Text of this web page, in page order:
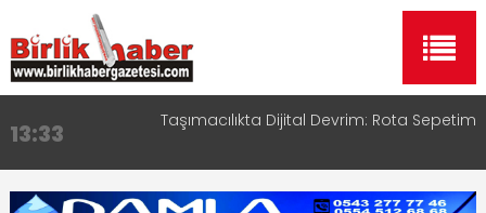
13:33 Taşımacılıkta Dijital Devrim: Rota Sepetim
17:15
Aksaray OSB Bölge Müdürü Makam Koltuğunu
16:00
Aksaray Esnaf Rehberi ile Google ve Yapay Zeka
Aramalarında Öne Çıkın